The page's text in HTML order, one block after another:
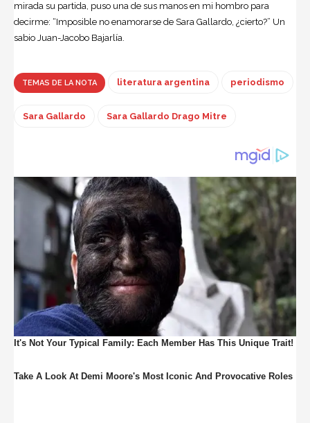
mirada su partida, puso una de sus manos en mi hombro para
decirme: “Imposible no enamorarse de Sara Gallardo, ¿cierto?” Un
sabio Juan-Jacobo Bajarlía.
TEMAS DE LA NOTA literatura argentina periodismo
Sara Gallardo Sara Gallardo Drago Mitre